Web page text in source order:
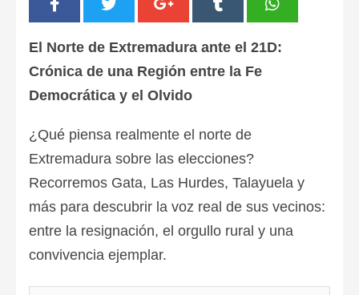
El Norte de Extremadura ante el 21D:
Crónica de una Región entre la Fe
Democrática y el Olvido
¿Qué piensa realmente el norte de
Extremadura sobre las elecciones?
Recorremos Gata, Las Hurdes, Talayuela y
más para descubrir la voz real de sus vecinos:
entre la resignación, el orgullo rural y una
convivencia ejemplar.